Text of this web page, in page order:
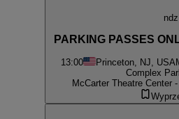
ndz
PARKING PASSES
13:00 Princeton, NJ, USA
Complex
McCarter Theatre Center